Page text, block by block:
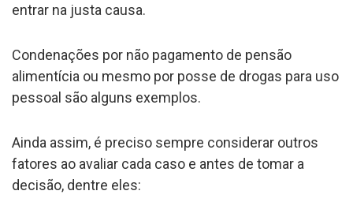
entrar na justa causa.
Condenações por não pagamento de pensão
alimentícia ou mesmo por posse de drogas para uso
pessoal são alguns exemplos.
Ainda assim, é preciso sempre considerar outros
fatores ao avaliar cada caso e antes de tomar a
decisão, dentre eles: